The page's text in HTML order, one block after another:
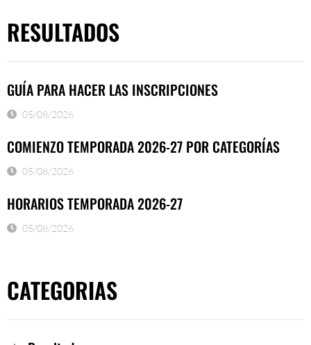
RESULTADOS
GUÍA PARA HACER LAS INSCRIPCIONES
05/08/2026
COMIENZO TEMPORADA 2026-27 POR CATEGORÍAS
05/08/2026
HORARIOS TEMPORADA 2026-27
05/08/2026
CATEGORIAS